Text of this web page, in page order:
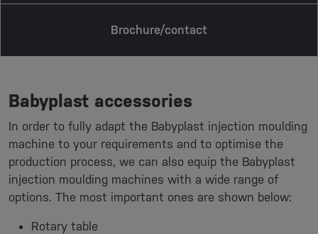
Brochure/contact
Babyplast accessories
In order to fully adapt the Babyplast injection moulding
machine to your requirements and to optimise the
production process, we can also equip the Babyplast
injection moulding machines with a wide range of
options. The most important ones are shown below:
Rotary table